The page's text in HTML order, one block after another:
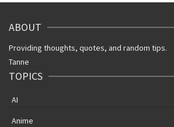
ABOUT
Providing thoughts, quotes, and random tips.
Tanne
TOPICS
AI
Anime